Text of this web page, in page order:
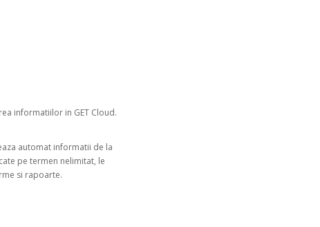
informatiilor in GET Cloud.
automat informatii de la
pe termen nelimitat, le
si rapoarte.